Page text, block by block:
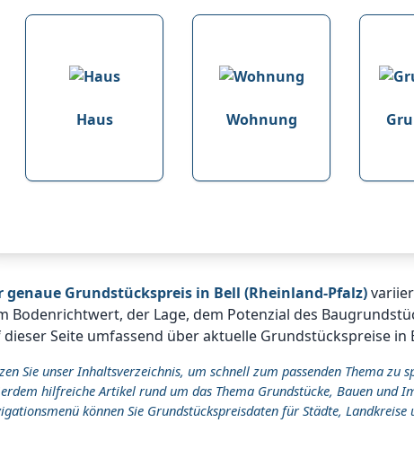
Haus Wohnung
genaue Grundstückspreis in Bell (Rheinland-Pfalz)
Bodenrichtwert, der Lage, dem Potenzial des
dieser Seite umfassend über aktuelle Grundstückspreise
Sie unser Inhaltsverzeichnis, um schnell zum passenden Thema zu
hilfreiche Artikel rund um das Thema Grundstücke, Bauen und
können Sie Grundstückspreisdaten für Städte, Landkreise